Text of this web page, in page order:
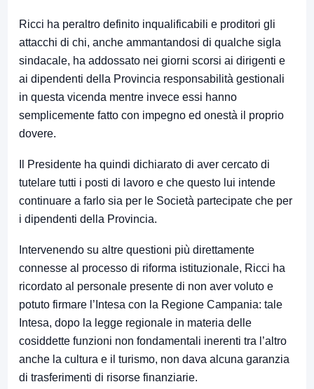
Ricci ha peraltro definito inqualificabili e proditori gli
attacchi di chi, anche ammantandosi di qualche sigla
sindacale, ha addossato nei giorni scorsi ai dirigenti e
ai dipendenti della Provincia responsabilità gestionali
in questa vicenda mentre invece essi hanno
semplicemente fatto con impegno ed onestà il proprio
dovere.
Il Presidente ha quindi dichiarato di aver cercato di
tutelare tutti i posti di lavoro e che questo lui intende
continuare a farlo sia per le Società partecipate che per
i dipendenti della Provincia.
Intervenendo su altre questioni più direttamente
connesse al processo di riforma istituzionale, Ricci ha
ricordato al personale presente di non aver voluto e
potuto firmare l’Intesa con la Regione Campania: tale
Intesa, dopo la legge regionale in materia delle
cosiddette funzioni non fondamentali inerenti tra l’altro
anche la cultura e il turismo, non dava alcuna garanzia
di trasferimenti di risorse finanziarie.